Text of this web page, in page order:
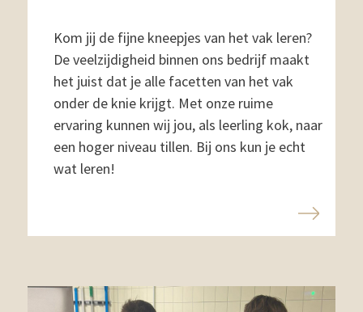
Kom jij de fijne kneepjes van het vak leren?
De veelzijdigheid binnen ons bedrijf maakt
het juist dat je alle facetten van het vak
onder de knie krijgt. Met onze ruime
ervaring kunnen wij jou, als leerling kok, naar
een hoger niveau tillen. Bij ons kun je echt
wat leren!